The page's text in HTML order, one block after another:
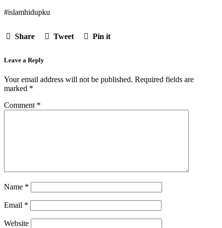
#islamhidupku
Share Tweet Pin it
Leave a Reply
Your email address will not be published. Required fields are
marked *
Comment *
Name *
Email *
Website